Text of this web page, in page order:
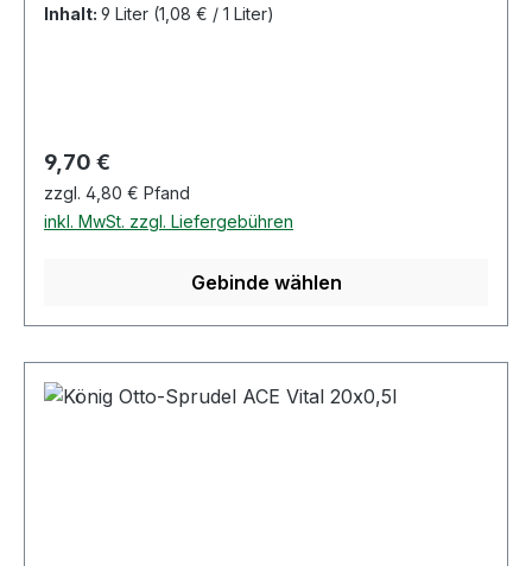
Inhalt: 9 Liter (1,08 € / 1 Liter)
Regulärer Preis:
9,70 €
zzgl. 4,80 € Pfand
inkl. MwSt. zzgl. Liefergebühren
Gebinde wählen